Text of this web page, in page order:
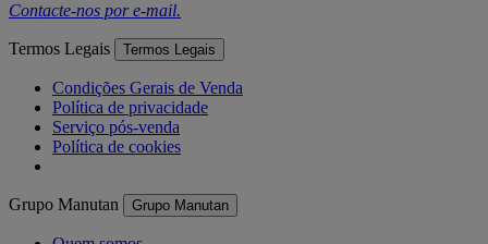
Contacte-nos pore-mail.
Termos Legais Termos Legais
Condições Gerais de Venda
Política de privacidade
Serviço pós-venda
Política de cookies
Grupo Manutan Grupo Manutan